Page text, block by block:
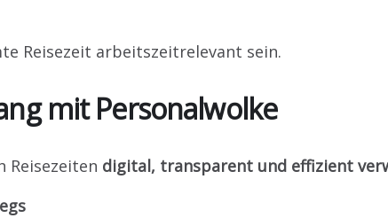
Reisezeit arbeitszeitrelevant sein.
mit Personalwolke
Reisezeiten digital, transparent und effizient